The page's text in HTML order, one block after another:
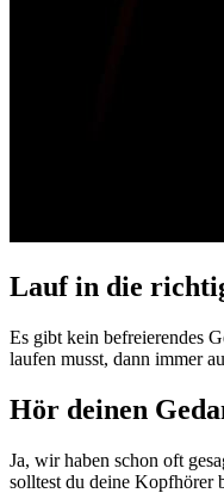
Lauf in die
Es gibt kein befreierendes
laufen musst, dann immer
Hör deinen
Ja, wir haben schon oft
solltest du deine Kopfhörer